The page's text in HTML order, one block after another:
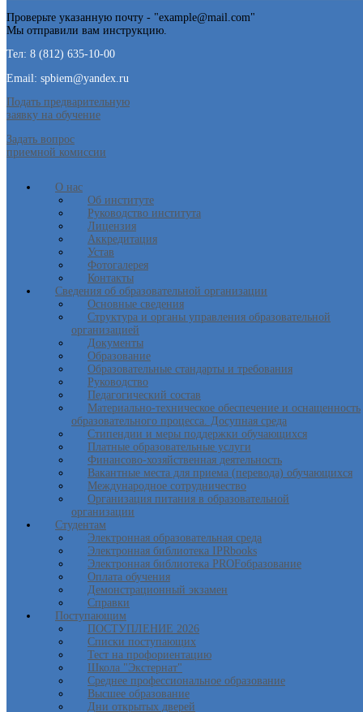
Проверьте указанную почту - "example@mail.com"
Мы отправили вам инструкцию.
Тел: 8 (812) 635-10-00
Email: spbiem@yandex.ru
Подать предварительную
заявку на обучение
Задать вопрос
приемной комиссии
О нас
Об институте
Руководство института
Лицензия
Аккредитация
Устав
Фотогалерея
Контакты
Сведения об образовательной организации
Основные сведения
Структура и органы управления образовательной
организацией
Документы
Образование
Образовательные стандарты и требования
Руководство
Педагогический состав
Материально-техническое обеспечение и оснащенность
образовательного процесса. Досупная среда
Стипендии и меры поддержки обучающихся
Платные образовательные услуги
Финансово-хозяйственная деятельность
Вакантные места для приема (перевода) обучающихся
Международное сотрудничество
Организация питания в образовательной
организации
Студентам
Электронная образовательная среда
Электронная библиотека IPRbooks
Электронная библиотека PROFобразование
Оплата обучения
Демонстрационный экзамен
Справки
Поступающим
ПОСТУПЛЕНИЕ 2026
Списки поступающих
Тест на профориентацию
Школа "Экстернат"
Среднее профессиональное образование
Высшее образование
Дни открытых дверей